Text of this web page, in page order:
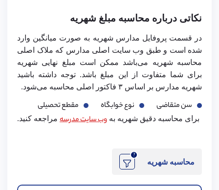
نکاتی درباره محاسبه مبلغ شهریه
در قسمت پروفایل مدارس شهریه به صورت میانگین وارد
شده است و طبق وب سایت اصلی مدارس که ملاک اصلی
محاسبه شهریه می‌باشد ممکن است مبلغ نهایی شهریه
برای شما متفاوت از این مبلغ باشد. توجه داشته باشید
شهریه مدارس بر اساس ۳ فاکتور اصلی محاسبه می‌شود.
سن متقاضی نوع خوابگاه مقطع تحصیلی
برای محاسبه دقیق شهریه به وب سایت مدرسه مراجعه کنید.
محاسبه شهریه
?